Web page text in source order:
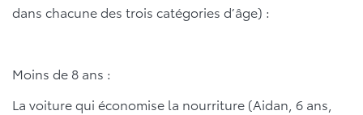
dans chacune des trois catégories d’âge) :
Moins de 8 ans :
La voiture qui économise la nourriture (Aidan, 6 ans,